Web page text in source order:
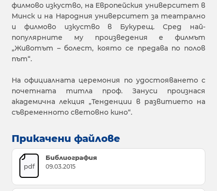
филмово изкуство, на Европейския университет в
Минск и на Народния университет за театрално
и филмово изкуство в Букурещ. Сред най-
популярните му произведения е филмът
„Животът – болест, която се предава по полов
път“.
На официалната церемония по удостояването с
почетната титла проф. Зануси произнася
академична лекция „Тенденции в развитието на
съвременното световно кино“.
Прикачени файлове
pdf
Библиография
09.03.2015